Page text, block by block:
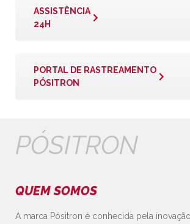
ASSISTÊNCIA
24H
PORTAL DE RASTREAMENTO
PÓSITRON
PÓSITRON
QUEM SOMOS
A marca Pósitron é conhecida pela